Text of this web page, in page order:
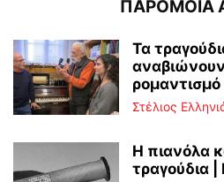
ΠΑΡΟΜΟΙΑ
Τα
Στέλιος
Η πιανόλα
τραγούδια